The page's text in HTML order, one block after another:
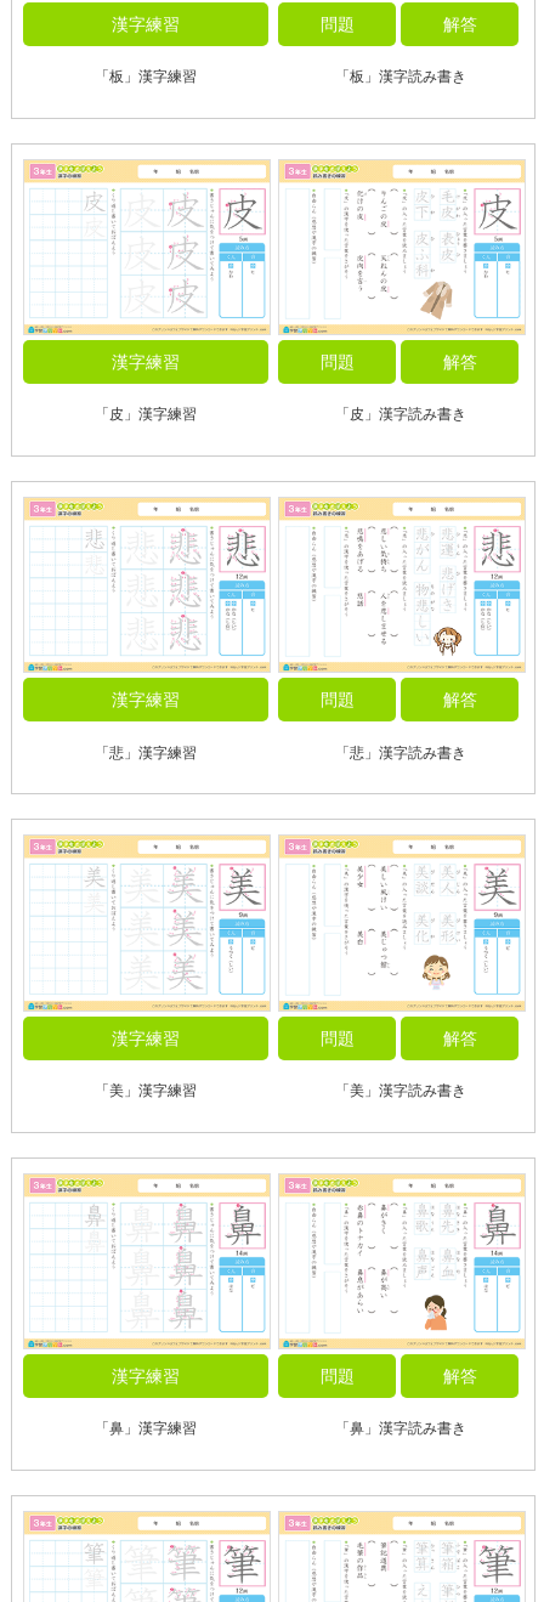
漢字練習
「板」漢字練習
問題 解答
「板」漢字読み書き
漢字練習
「皮」漢字練習
問題 解答
「皮」漢字読み書き
漢字練習
「悲」漢字練習
問題 解答
「悲」漢字読み書き
漢字練習
「美」漢字練習
問題 解答
「美」漢字読み書き
漢字練習
「鼻」漢字練習
問題 解答
「鼻」漢字読み書き